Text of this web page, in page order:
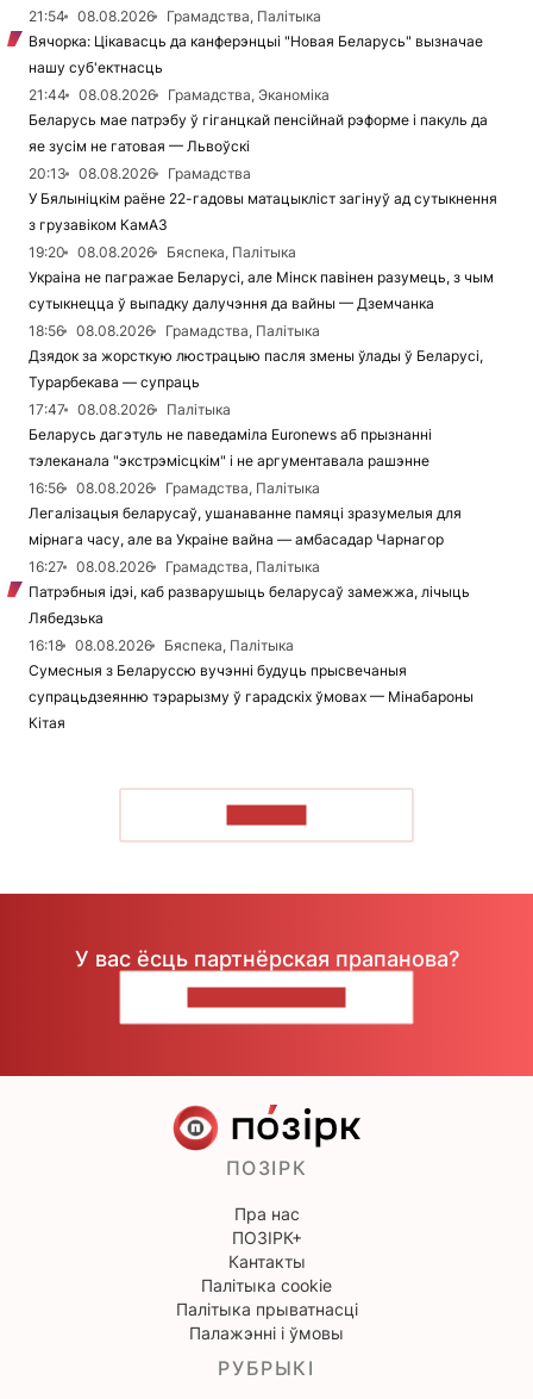
21:54
08.08.2026
Грамадства, Палітыка
Вячорка: Цікавасць да канферэнцыі "Новая Беларусь" вызначае
нашу суб'ектнасць
21:44
08.08.2026
Грамадства, Эканоміка
Беларусь мае патрэбу ў гіганцкай пенсійнай рэформе і пакуль да
яе зусім не гатовая — Львоўскі
20:13
08.08.2026
Грамадства
У Бялыніцкім раёне 22-гадовы матацыкліст загінуў ад сутыкнення
з грузавіком КамАЗ
19:20
08.08.2026
Бяспека, Палітыка
Украіна не пагражае Беларусі, але Мінск павінен разумець, з чым
сутыкнецца ў выпадку далучэння да вайны — Дземчанка
18:56
08.08.2026
Грамадства, Палітыка
Дзядок за жорсткую люстрацыю пасля змены ўлады ў Беларусі,
Турарбекава — супраць
17:47
08.08.2026
Палітыка
Беларусь дагэтуль не паведаміла Euronews аб прызнанні
тэлеканала "экстрэмісцкім" і не аргументавала рашэнне
16:56
08.08.2026
Грамадства, Палітыка
Легалізацыя беларусаў, ушанаванне памяці зразумелыя для
мірнага часу, але ва Украіне вайна — амбасадар Чарнагор
16:27
08.08.2026
Грамадства, Палітыка
Патрэбныя ідэі, каб разварушыць беларусаў замежжа, лічыць
Лябедзька
16:18
08.08.2026
Бяспека, Палітыка
Сумесныя з Беларуссю вучэнні будуць прысвечаныя
супрацьдзеянню тэрарызму ў гарадскіх ўмовах — Мінабароны
Кітая
У вас ёсць партнёрская прапанова?
ПОЗІРК
Пра нас
ПОЗІРК+
Кантакты
Палітыка cookie
Палітыка прыватнасці
Палажэнні і ўмовы
РУБРЫКІ